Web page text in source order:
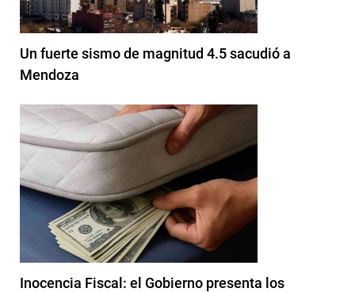
Un fuerte sismo de magnitud 4.5 sacudió a
Mendoza
Inocencia Fiscal: el Gobierno presenta los